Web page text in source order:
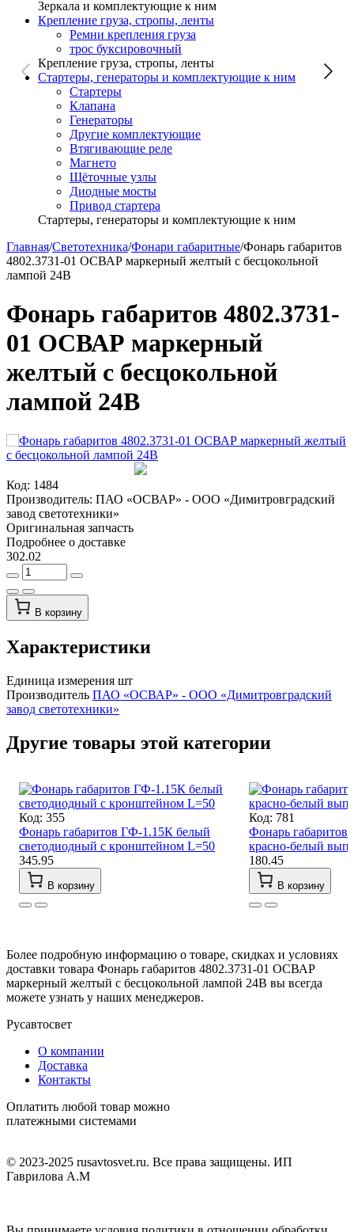
Зеркала и комплектующие к ним
Крепление груза, стропы, ленты
Ремни крепления груза
трос буксировочный
Крепление груза, стропы, ленты
Стартеры, генераторы и комплектующие к ним
Стартеры
Клапана
Генераторы
Другие комплектующие
Втягивающие реле
Магнето
Щёточные узлы
Диодные мосты
Привод стартера
Стартеры, генераторы и комплектующие к ним
Главная/Светотехника/Фонари габаритные/Фонарь габаритов
4802.3731-01 ОСВАР маркерный желтый с бесцокольной
лампой 24В
Фонарь габаритов 4802.3731-
01 ОСВАР маркерный
желтый с бесцокольной
лампой 24В
Код: 1484
Производитель: ПАО «ОСВАР» - ООО «Димитровградский
завод светотехники»
Оригинальная запчасть
Подробнее о доставке
302.02
В корзину
Характеристики
Единица измерения шт
Производитель ПАО «ОСВАР» - ООО «Димитровградский
завод светотехники»
Другие товары этой категории
Код: 355
Фонарь габаритов ГФ-1.15К белый
светодиодный с кронштейном L=50
345.95
В корзину
Код: 781
Фонарь
красно-белый
180.45
В корзину
Более подробную информацию о товаре, скидках и условиях
доставки товара Фонарь габаритов 4802.3731-01 ОСВАР
маркерный желтый с бесцокольной лампой 24В вы всегда
можете узнать у наших менеджеров.
Русавтосвет
О компании
Доставка
Контакты
Оплатить любой товар можно
платежными системами
© 2023-2025 rusavtosvet.ru. Все права защищены. ИП
Гаврилова А.М